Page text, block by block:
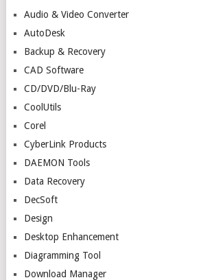
Audio & Video Converter
AutoDesk
Backup & Recovery
CAD Software
CD/DVD/Blu-Ray
CoolUtils
Corel
CyberLink Products
DAEMON Tools
Data Recovery
DecSoft
Design
Desktop Enhancement
Diagramming Tool
Download Manager